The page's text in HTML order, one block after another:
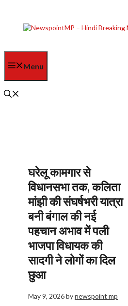
content
Menu
घरेलू कामगार से
विधानसभा तक, कलिता
मांझी की संघर्षभरी यात्रा
बनी बंगाल की नई
पहचान अभाव में पली
भाजपा विधायक की
सादगी ने लोगों का दिल
छुआ
May 9, 2026bynewspoint mp